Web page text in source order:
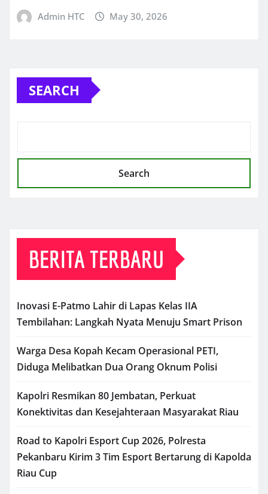
Admin HTC May 30, 2026
SEARCH
Search
BERITA TERBARU
Inovasi E-Patmo Lahir di Lapas Kelas IIA
Tembilahan: Langkah Nyata Menuju Smart Prison
Warga Desa Kopah Kecam Operasional PETI,
Diduga Melibatkan Dua Orang Oknum Polisi
Kapolri Resmikan 80 Jembatan, Perkuat
Konektivitas dan Kesejahteraan Masyarakat Riau
Road to Kapolri Esport Cup 2026, Polresta
Pekanbaru Kirim 3 Tim Esport Bertarung di Kapolda
Riau Cup